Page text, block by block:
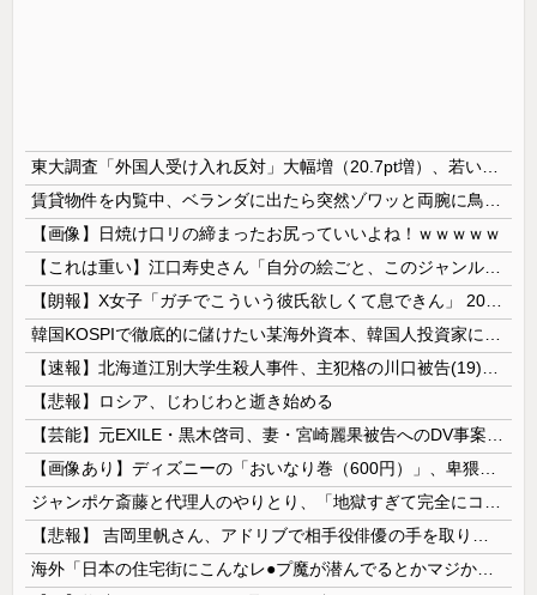
【画像】日焼け口リの締まったお尻っていいよね！ｗｗｗｗｗ
【悲報】ロシア、じわじわと逝き始める